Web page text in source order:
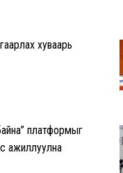
хуваарь
платформыг
ажиллуулна